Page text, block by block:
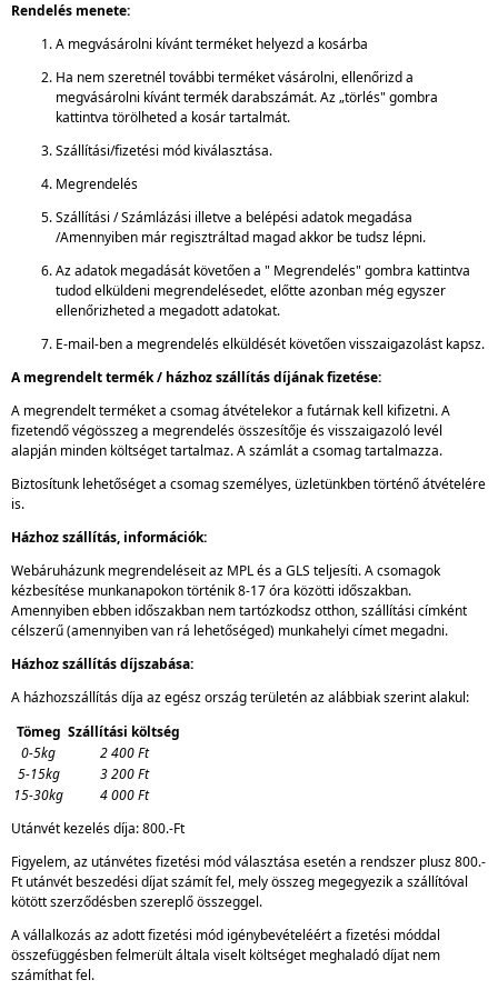
Rendelés menete:
A megvásárolni kívánt terméket helyezd a kosárba
Ha nem szeretnél további terméket vásárolni, ellenőrizd a
megvásárolni kívánt termék darabszámát. Az „törlés" gombra
kattintva törölheted a kosár tartalmát.
Szállítási/fizetési mód kiválasztása.
Megrendelés
Szállítási / Számlázási illetve a belépési adatok megadása
/Amennyiben már regisztráltad magad akkor be tudsz lépni.
Az adatok megadását követően a " Megrendelés" gombra kattintva
tudod elküldeni megrendelésedet, előtte azonban még egyszer
ellenőrizheted a megadott adatokat.
E-mail-ben a megrendelés elküldését követően visszaigazolást kapsz.
A megrendelt termék / házhoz szállítás díjának fizetése:
A megrendelt terméket a csomag átvételekor a futárnak kell kifizetni. A
fizetendő végösszeg a megrendelés összesítője és visszaigazoló levél
alapján minden költséget tartalmaz. A számlát a csomag tartalmazza.
Biztosítunk lehetőséget a csomag személyes, üzletünkben történő átvételére
is.
Házhoz szállítás, információk:
Webáruházunk megrendeléseit az MPL és a GLS teljesíti. A csomagok
kézbesítése munkanapokon történik 8-17 óra közötti időszakban.
Amennyiben ebben időszakban nem tartózkodsz otthon, szállítási címként
célszerű (amennyiben van rá lehetőséged) munkahelyi címet megadni.
Házhoz szállítás díjszabása:
A házhozszállítás díja az egész ország területén az alábbiak szerint alakul:
Tömeg Szállítási költség
0-5kg
2 400 Ft
5-15kg
3 200 Ft
15-30kg
4 000 Ft
Utánvét kezelés díja: 800.-Ft
Figyelem, az utánvétes fizetési mód választása esetén a rendszer plusz 800.-
Ft utánvét beszedési díjat számít fel, mely összeg megegyezik a szállítóval
kötött szerződésben szereplő összeggel.
A vállalkozás az adott fizetési mód igénybevételéért a fizetési móddal
összefüggésben felmerült általa viselt költséget meghaladó díjat nem
számíthat fel.